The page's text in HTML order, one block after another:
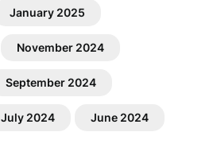
January 2025
November 2024
September 2024
July 2024 June 2024